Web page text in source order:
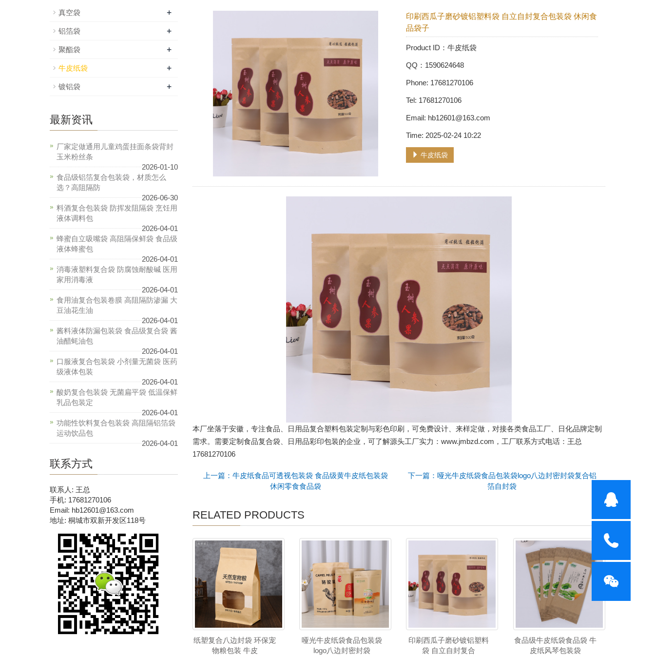
印刷西瓜子磨砂镀铝塑料袋 自立自封复合包装袋 休闲食
品袋子
Product ID：牛皮纸袋
QQ：1590624648
Phone: 17681270106
Tel: 17681270106
Email: hb12601@163.com
Time: 2025-02-24 10:22
牛皮纸袋
本厂坐落于安徽，专注食品、日用品复合塑料包装定制与彩色印刷，可免费设计、来样定做，对接各类食品工厂、日化品牌定制
需求。需要定制食品复合袋、日用品彩印包装的企业，可了解源头工厂实力：www.jmbzd.com，工厂联系方式电话：王总
17681270106
上一篇：牛皮纸食品可透视包装袋 食品级黄牛皮纸包装袋
休闲零食食品袋
下一篇：哑光牛皮纸袋食品包装袋logo八边封密封袋复合铝
箔自封袋
RELATED PRODUCTS
纸塑复合八边封袋 环保宠
物粮包装 牛皮
哑光牛皮纸袋食品包装袋
logo八边封密封袋
印刷西瓜子磨砂镀铝塑料
袋 自立自封复合
食品级牛皮纸袋食品袋 牛
皮纸风琴包装袋
真空袋 +
铝箔袋 +
聚酯袋 +
牛皮纸袋 +
镀铝袋 +
最新资讯
厂家定做通用儿童鸡蛋挂面条袋背封
玉米粉丝条
2026-01-10
食品级铝箔复合包装袋，材质怎么
选？高阻隔防
2026-06-30
料酒复合包装袋 防挥发阻隔袋 烹饪用
液体调料包
2026-04-01
蜂蜜自立吸嘴袋 高阻隔保鲜袋 食品级
液体蜂蜜包
2026-04-01
消毒液塑料复合袋 防腐蚀耐酸碱 医用
家用消毒液
2026-04-01
食用油复合包装卷膜 高阻隔防渗漏 大
豆油花生油
2026-04-01
酱料液体防漏包装袋 食品级复合袋 酱
油醋蚝油包
2026-04-01
口服液复合包装袋 小剂量无菌袋 医药
级液体包装
2026-04-01
酸奶复合包装袋 无菌扁平袋 低温保鲜
乳品包装定
2026-04-01
功能性饮料复合包装袋 高阻隔铝箔袋
运动饮品包
2026-04-01
联系方式
联系人: 王总
手机: 17681270106
Email: hb12601@163.com
地址: 桐城市双新开发区118号